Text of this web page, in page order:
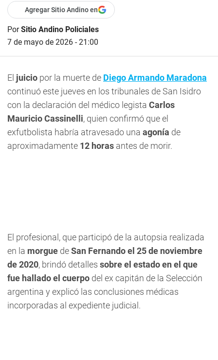
Agregar Sitio Andino en
PorSitio Andino Policiales
7 de mayo de 2026 - 21:00
El juicio por la muerte de Diego Armando Maradona
continuó este jueves en los tribunales de San Isidro
con la declaración del médico legista Carlos
Mauricio Cassinelli, quien confirmó que el
exfutbolista habría atravesado una agonía de
aproximadamente 12 horas antes de morir.
El profesional, que participó de la autopsia realizada
en la morgue deSan Fernando el 25 de noviembre
de 2020, brindó detalles sobre el estado en el que
fue hallado el cuerpo del ex capitán de la Selección
argentina y explicó las conclusiones médicas
incorporadas al expediente judicial.